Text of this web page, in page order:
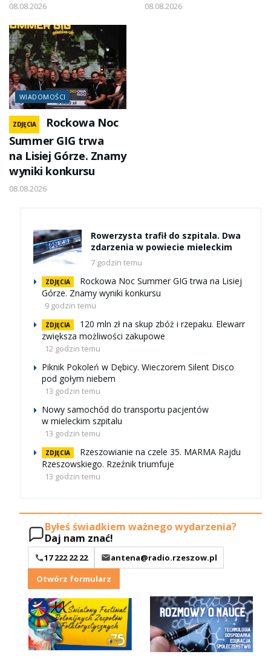
08.08.2026 08.08.2026
WIADOMOŚCI
ZDJĘCIA
Rockowa Noc
Summer GIG trwa
na Lisiej Górze. Znamy
wyniki konkursu
08.08.2026
Rowerzysta trafił do szpitala. Dwa
zdarzenia w powiecie mieleckim
7 godzin temu
ZDJĘCIA
Rockowa Noc Summer GIG trwa na Lisiej
Górze. Znamy wyniki konkursu
9 godzin temu
ZDJĘCIA
120 mln zł na skup zbóż i rzepaku. Elewarr
zwiększa możliwości zakupowe
12 godzin temu
Piknik Pokoleń w Dębicy. Wieczorem Silent Disco
pod gołym niebem
13 godzin temu
Nowy samochód do transportu pacjentów
w mieleckim szpitalu
13 godzin temu
ZDJĘCIA
Rzeszowianie na czele 35. MARMA Rajdu
Rzeszowskiego. Rzeźnik triumfuje
13 godzin temu
Byłeś świadkiem ważnego wydarzenia?
Daj nam znać!
17 222 22 22
antena@radio.rzeszow.pl
Otwórz formularz